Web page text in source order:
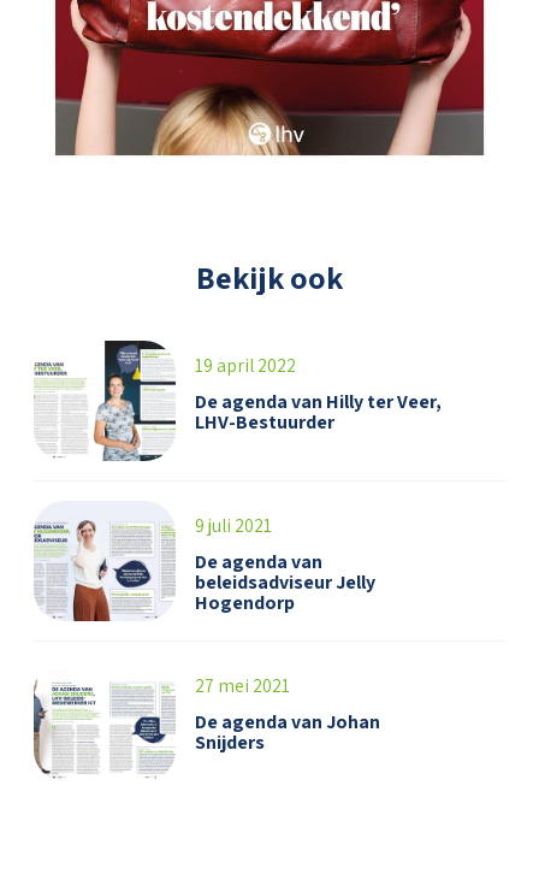
Bekijk ook
19 april 2022
De agenda van Hilly ter Veer,
LHV-Bestuurder
9 juli 2021
De agenda van
beleidsadviseur Jelly
Hogendorp
27 mei 2021
De agenda van Johan
Snijders